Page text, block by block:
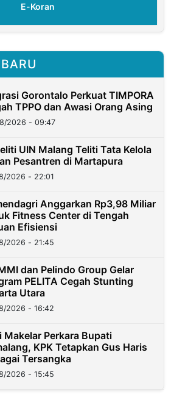
E-Koran
Gorontalo Perkuat TIMPORA
TPPO dan Awasi Orang Asing
2026 - 09:47
UIN Malang Teliti Tata Kelola
Pesantren di Martapura
2026 - 22:01
Anggarkan Rp3,98 Miliar
Fitness Center di Tengah
Efisiensi
2026 - 21:45
dan Pelindo Group Gelar
PELITA Cegah Stunting
Utara
2026 - 16:42
Makelar Perkara Bupati
KPK Tetapkan Gus Haris
Tersangka
2026 - 15:45